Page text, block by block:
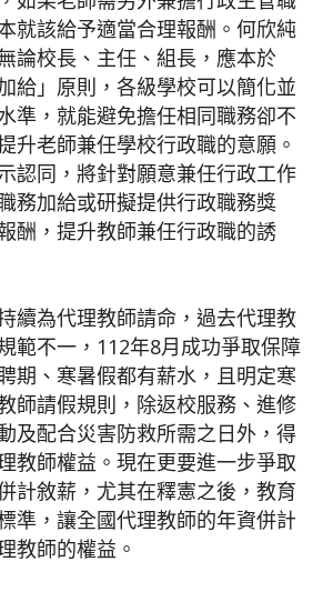
就該給予適當合理報酬。何欣純
論校長、主任、組長，應本於
給」原則，各級學校可以簡化並
準，就能避免擔任相同職務卻不
升老師兼任學校行政職的意願。
認同，將針對願意兼任行政工作
務加給或研擬提供行政職務獎
酬，提升教師兼任行政職的誘
續為代理教師請命，過去代理教
範不一，112年8月成功爭取保障
期、寒暑假都有薪水，且明定寒
師請假規則，除返校服務、進修
及配合災害防救所需之日外，得
教師權益。現在更要進一步爭取
計敘薪，尤其在釋憲之後，教育
準，讓全國代理教師的年資併計
教師的權益。